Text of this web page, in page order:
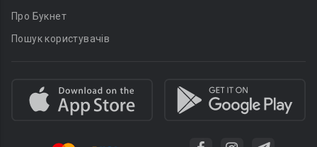
Про Букнет
Пошук користувачів